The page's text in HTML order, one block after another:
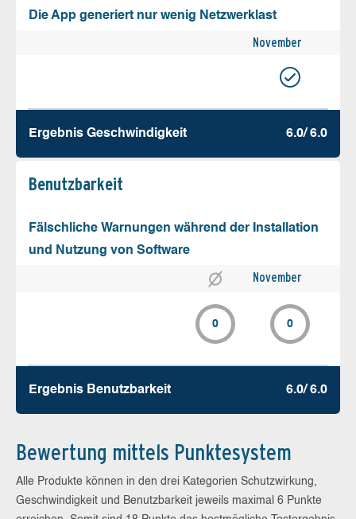
Die App generiert nur wenig Netzwerklast
November
Ergebnis Geschw­indigkeit 6.0/ 6.0
Benutz­barkeit
Fälschliche Warnungen während der Installation
und Nutzung von Software
November
0 0
Ergebnis Benutz­barkeit 6.0/ 6.0
Bewertung mittels Punktesystem
Alle Produkte können in den drei Kategorien Schutzwirkung,
Geschwindigkeit und Benutzbarkeit jeweils maximal 6 Punkte